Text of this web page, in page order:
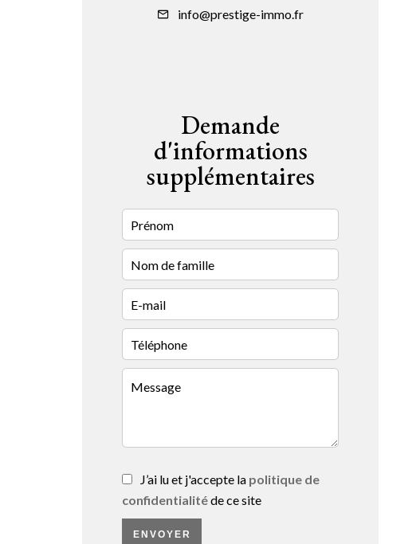
info@prestige-immo.fr
Demande
d'informations
supplémentaires
J’ai lu et j'accepte la politique de
confidentialitéde ce site
ENVOYER